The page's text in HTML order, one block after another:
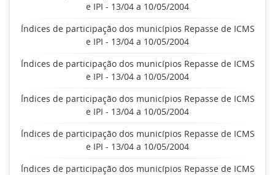
e IPI - 13/04 a 10/05/2004
Índices de participação dos municípios Repasse de ICMS
e IPI - 13/04 a 10/05/2004
Índices de participação dos municípios Repasse de ICMS
e IPI - 13/04 a 10/05/2004
Índices de participação dos municípios Repasse de ICMS
e IPI - 13/04 a 10/05/2004
Índices de participação dos municípios Repasse de ICMS
e IPI - 13/04 a 10/05/2004
Índices de participação dos municípios Repasse de ICMS